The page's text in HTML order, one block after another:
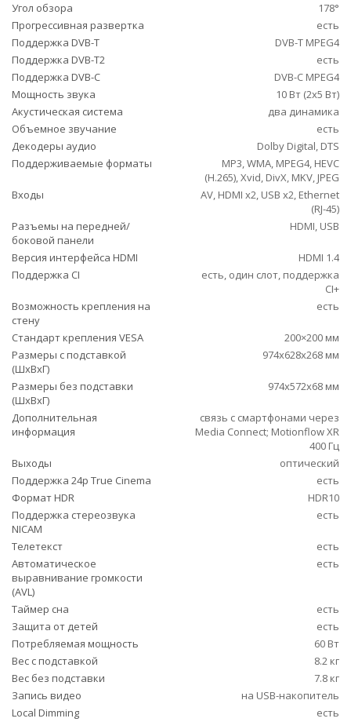
Угол обзора
178°
Прогрессивная развертка
есть
Поддержка DVB-T
DVB-T MPEG4
Поддержка DVB-T2
есть
Поддержка DVB-C
DVB-C MPEG4
Мощность звука
10 Вт (2х5 Вт)
Акустическая система
два динамика
Объемное звучание
есть
Декодеры аудио
Dolby Digital, DTS
Поддерживаемые форматы
MP3, WMA, MPEG4, HEVC
(H.265), Xvid, DivX, MKV, JPEG
Входы
AV, HDMI x2, USB x2, Ethernet
(RJ-45)
Разъемы на передней/
боковой панели
HDMI, USB
Версия интерфейса HDMI
HDMI 1.4
Поддержка CI
есть, один слот, поддержка
CI+
Возможность крепления на
стену
есть
Стандарт крепления VESA
200×200 мм
Размеры с подставкой
(ШxВxГ)
974x628x268 мм
Размеры без подставки
(ШxВxГ)
974x572x68 мм
Дополнительная
информация
связь с смартфонами через
Media Connect; Motionflow XR
400 Гц
Выходы
оптический
Поддержка 24p True Cinema
есть
Формат HDR
HDR10
Поддержка стереозвука
NICAM
есть
Телетекст
есть
Автоматическое
выравнивание громкости
(AVL)
есть
Таймер сна
есть
Защита от детей
есть
Потребляемая мощность
60 Вт
Вес с подставкой
8.2 кг
Вес без подставки
7.8 кг
Запись видео
на USB-накопитель
Local Dimming
есть